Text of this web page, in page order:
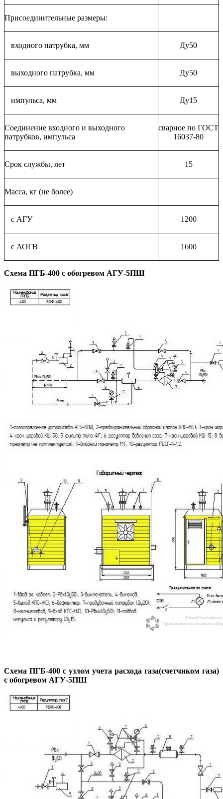
Присоединительные размеры:
входного патрубка, мм Ду50
выходного патрубка, мм Ду50
импульса, мм Ду15
Соединение входного и выходного
патрубков, импульса
сварное по ГОСТ
16037-80
Срок службы, лет 15
Масса, кг (не более)
с АГУ 1200
с АОГВ 1600
Схема ПГБ-400 с обогревом АГУ-5ПШ
Схема ПГБ-400 с узлом учета расхода газа(счетчиком газа)
с обогревом АГУ-5ПШ